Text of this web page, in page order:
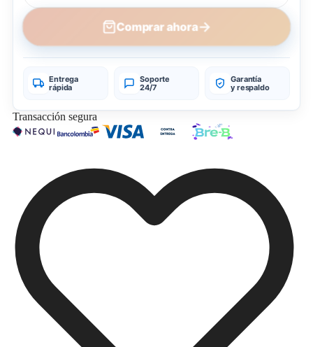
Comprar ahora→
Entrega
rápida
Soporte
24/7
Garantía
y respaldo
Transacción segura